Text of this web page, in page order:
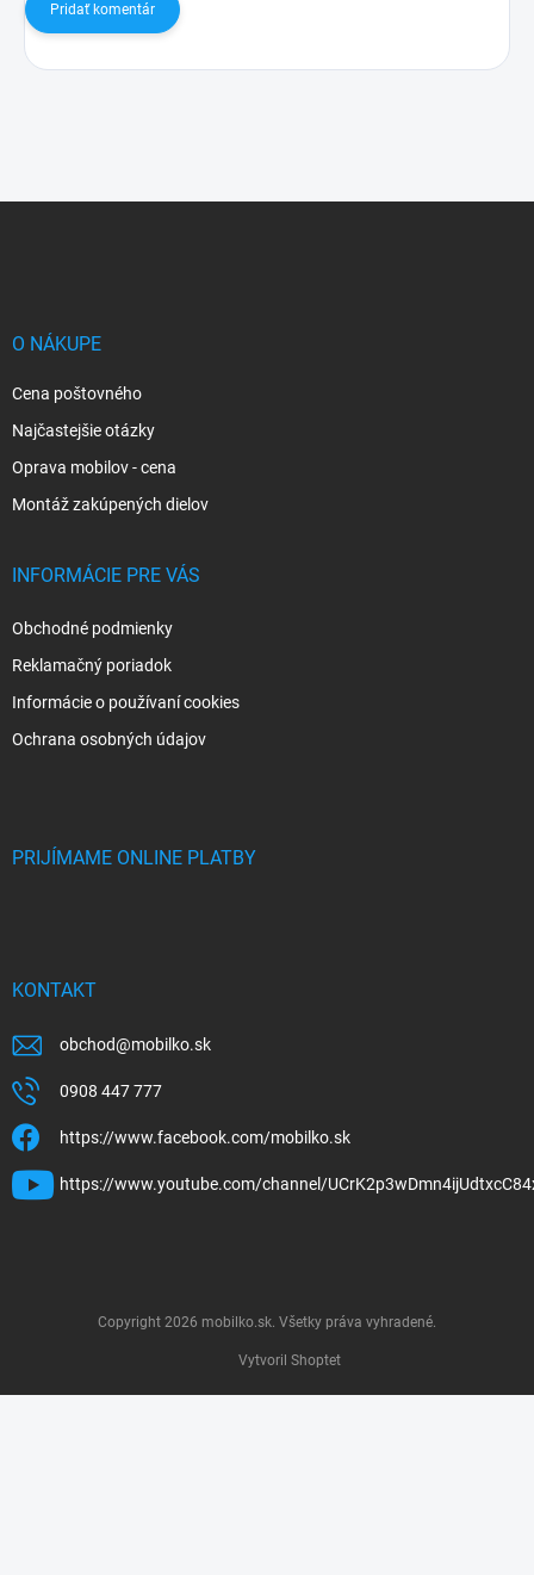
Pridať komentár
O NÁKUPE
Cena poštovného
Najčastejšie otázky
Oprava mobilov - cena
Montáž zakúpených dielov
INFORMÁCIE PRE VÁS
Obchodné podmienky
Reklamačný poriadok
Informácie o používaní cookies
Ochrana osobných údajov
PRIJÍMAME ONLINE PLATBY
KONTAKT
obchod@mobilko.sk
0908 447 777
https://www.facebook.com/mobilko.sk
https://www.youtube.com/channel/
Vytvoril Shoptet
Copyright 2026 mobilko.sk. Všetky práva vyhradené.